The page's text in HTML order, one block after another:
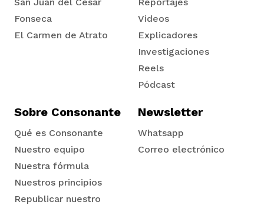
Fonseca
El Carmen de Atrato
Videos
Explicadores
Investigaciones
Reels
Pódcast
Sobre Consonante
Qué es Consonante
Nuestro equipo
Nuestra fórmula
Nuestros principios
Republicar nuestro
Newsletter
Whatsapp
Correo electrónico